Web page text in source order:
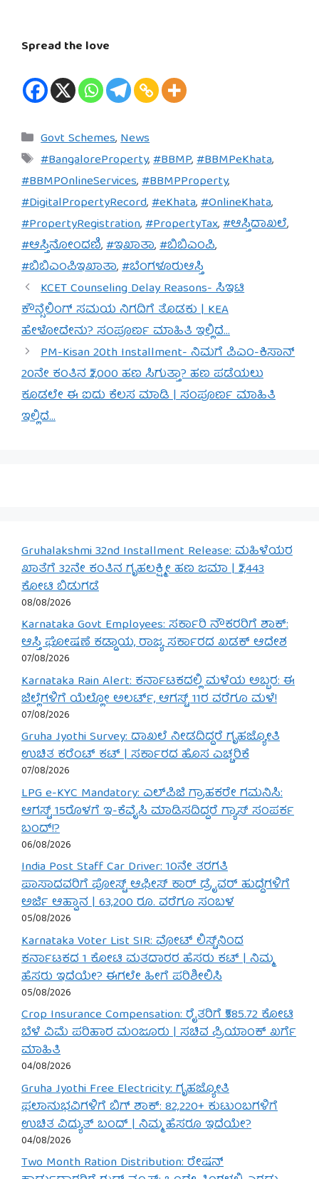
Spread the love
Categories
Govt Schemes,News
Tags
#BangaloreProperty,#BBMP,#BBMPeKhata,
#BBMPOnlineServices,#BBMPProperty,
#DigitalPropertyRecord,#eKhata,#OnlineKhata,
#PropertyRegistration,#PropertyTax,#ಆಸ್ತಿದಾಖಲೆ,
#ಆಸ್ತಿನೋಂದಣಿ,#ಇಖಾತಾ,#ಬಿಬಿಎಂಪಿ,
#ಬಿಬಿಎಂಪಿಇಖಾತಾ,#ಬೆಂಗಳೂರುಆಸ್ತಿ
KCET Counseling Delay Reasons- ಸಿಇಟಿ
ಕೌನ್ಸೆಲಿಂಗ್ ಸಮಯ ನಿಗದಿಗೆ ತೊಡಕು | KEA
ಹೇಳೋದೇನು? ಸಂಪೂರ್ಣ ಮಾಹಿತಿ ಇಲ್ಲಿದೆ…
PM-Kisan 20th Installment- ನಿಮಗೆ ಪಿಎಂ-ಕಿಸಾನ್
20ನೇ ಕಂತಿನ ₹2,000 ಹಣ ಸಿಗುತ್ತಾ? ಹಣ ಪಡೆಯಲು
ಕೂಡಲೇ ಈ ಐದು ಕೆಲಸ ಮಾಡಿ | ಸಂಪೂರ್ಣ ಮಾಹಿತಿ
ಇಲ್ಲಿದೆ…
Gruhalakshmi 32nd Installment Release: ಮಹಿಳೆಯರ
ಖಾತೆಗೆ 32ನೇ ಕಂತಿನ ಗೃಹಲಕ್ಷ್ಮೀ ಹಣ ಜಮಾ | ₹2,443
ಕೋಟಿ ಬಿಡುಗಡೆ
08/08/2026
Karnataka Govt Employees: ಸರ್ಕಾರಿ ನೌಕರರಿಗೆ ಶಾಕ್:
ಆಸ್ತಿ ಘೋಷಣೆ ಕಡ್ಡಾಯ, ರಾಜ್ಯ ಸರ್ಕಾರದ ಖಡಕ್ ಆದೇಶ
07/08/2026
Karnataka Rain Alert: ಕರ್ನಾಟಕದಲ್ಲಿ ಮಳೆಯ ಅಬ್ಬರ: ಈ
ಜಿಲ್ಲೆಗಳಿಗೆ ಯೆಲ್ಲೋ ಅಲರ್ಟ್, ಆಗಸ್ಟ್ 11ರ ವರೆಗೂ ಮಳೆ!
07/08/2026
Gruha Jyothi Survey: ದಾಖಲೆ ನೀಡದಿದ್ದರೆ ಗೃಹಜ್ಯೋತಿ
ಉಚಿತ ಕರೆಂಟ್ ಕಟ್ | ಸರ್ಕಾರದ ಹೊಸ ಎಚ್ಚರಿಕೆ
07/08/2026
LPG e-KYC Mandatory: ಎಲ್‌ಪಿಜಿ ಗ್ರಾಹಕರೇ ಗಮನಿಸಿ:
ಆಗಸ್ಟ್ 15ರೊಳಗೆ ಇ-ಕೆವೈಸಿ ಮಾಡಿಸದಿದ್ದರೆ ಗ್ಯಾಸ್ ಸಂಪರ್ಕ
ಬಂದ್!?
06/08/2026
India Post Staff Car Driver: 10ನೇ ತರಗತಿ
ಪಾಸಾದವರಿಗೆ ಪೋಸ್ಟ್ ಆಫೀಸ್ ಕಾರ್ ಡ್ರೈವರ್ ಹುದ್ದೆಗಳಿಗೆ
ಅರ್ಜಿ ಆಹ್ವಾನ | 63,200 ರೂ. ವರೆಗೂ ಸಂಬಳ
05/08/2026
Karnataka Voter List SIR: ವೋಟ್ ಲಿಸ್ಟ್‌ನಿಂದ
ಕರ್ನಾಟಕದ 1 ಕೋಟಿ ಮತದಾರರ ಹೆಸರು ಕಟ್ | ನಿಮ್ಮ
ಹೆಸರು ಇದೆಯೇ? ಈಗಲೇ ಹೀಗೆ ಪರಿಶೀಲಿಸಿ
05/08/2026
Crop Insurance Compensation: ರೈತರಿಗೆ ₹585.72 ಕೋಟಿ
ಬೆಳೆ ವಿಮೆ ಪರಿಹಾರ ಮಂಜೂರು | ಸಚಿವ ಪ್ರಿಯಾಂಕ್ ಖರ್ಗೆ
ಮಾಹಿತಿ
04/08/2026
Gruha Jyothi Free Electricity: ಗೃಹಜ್ಯೋತಿ
ಫಲಾನುಭವಿಗಳಿಗೆ ಬಿಗ್ ಶಾಕ್: 82,220+ ಕುಟುಂಬಗಳಿಗೆ
ಉಚಿತ ವಿದ್ಯುತ್ ಬಂದ್ | ನಿಮ್ಮ ಹೆಸರೂ ಇದೆಯೇ?
04/08/2026
Two Month Ration Distribution: ರೇಷನ್